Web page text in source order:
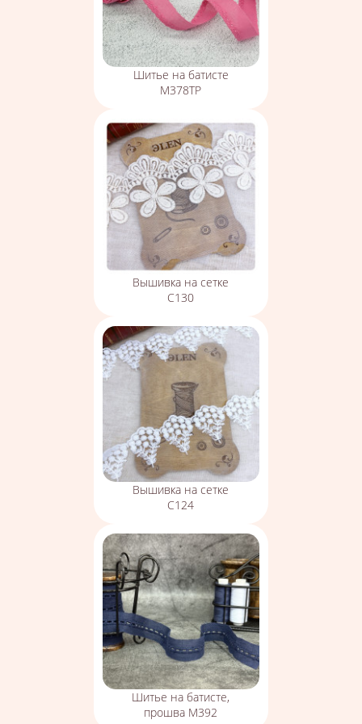
Шитье на батисте
М378ТР
Вышивка на сетке
С130
Вышивка на сетке
С124
Шитье на батисте,
прошва М392